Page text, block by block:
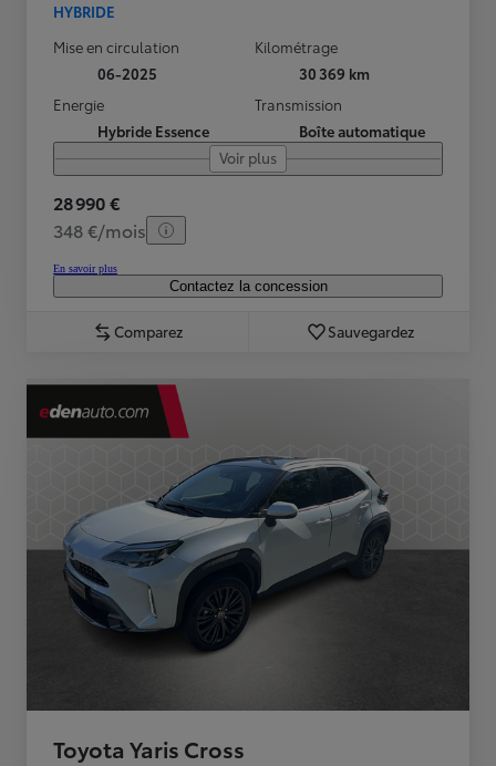
HYBRIDE
Mise en circulation
06-2025
Kilométrage
30 369 km
Energie
Hybride Essence
Transmission
Boîte automatique
Voir plus
28 990 €
348 €/mois
En savoir plus
Contactez la concession
Comparez Sauvegardez
Toyota Yaris Cross